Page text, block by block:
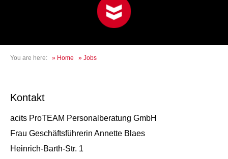
You are here: » Home » Jobs
Kontakt
acits ProTEAM Personalberatung GmbH
Frau Geschäftsführerin Annette Blaes
Heinrich-Barth-Str. 1